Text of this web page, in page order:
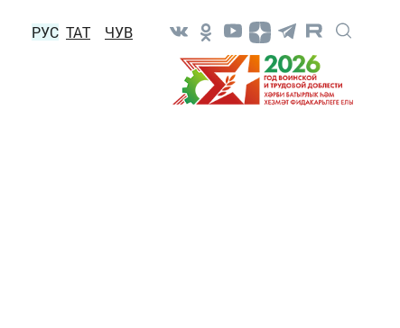
РУС ТАТ ЧУВ